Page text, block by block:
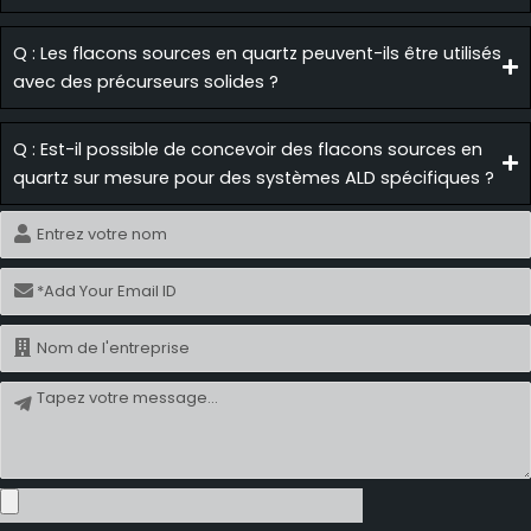
Q : Les flacons sources en quartz peuvent-ils être utilisés
avec des précurseurs solides ?
Q : Est-il possible de concevoir des flacons sources en
quartz sur mesure pour des systèmes ALD spécifiques ?
Nom
Courriel
Nom
Message